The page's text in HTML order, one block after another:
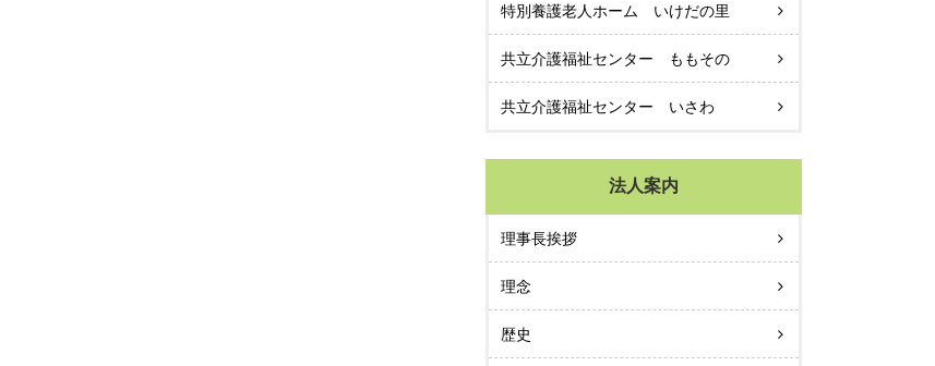
特別養護老人ホーム いけだの里
共立介護福祉センター ももその
共立介護福祉センター いさわ
法人案内
理事長挨拶
理念
歴史